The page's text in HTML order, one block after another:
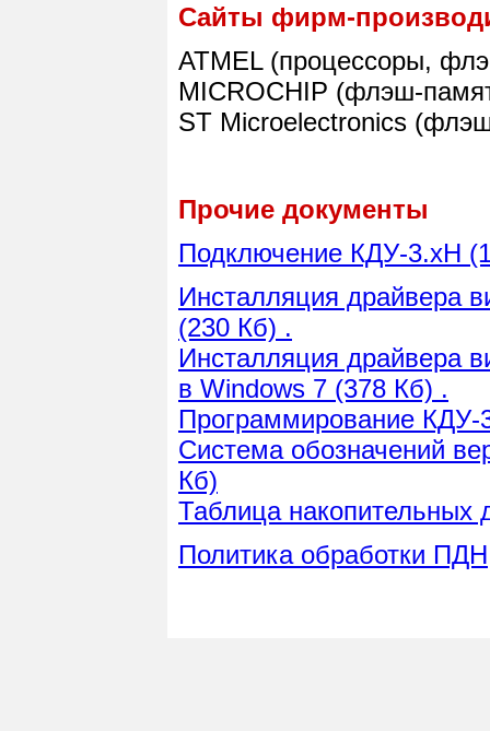
Сайты фирм-
ATMEL (процессоры,
MICROCHIP (флэш-
ST Microelectronics
Прочие документы
Подключение КДУ-3.хН
Инсталляция драйвера
(230 Кб) .
Инсталляция драйвера
в Windows 7 (378 Кб) .
Программирование КДУ-
Система обозначений
Кб)
Таблица накопительных
Политика обработки ПДН